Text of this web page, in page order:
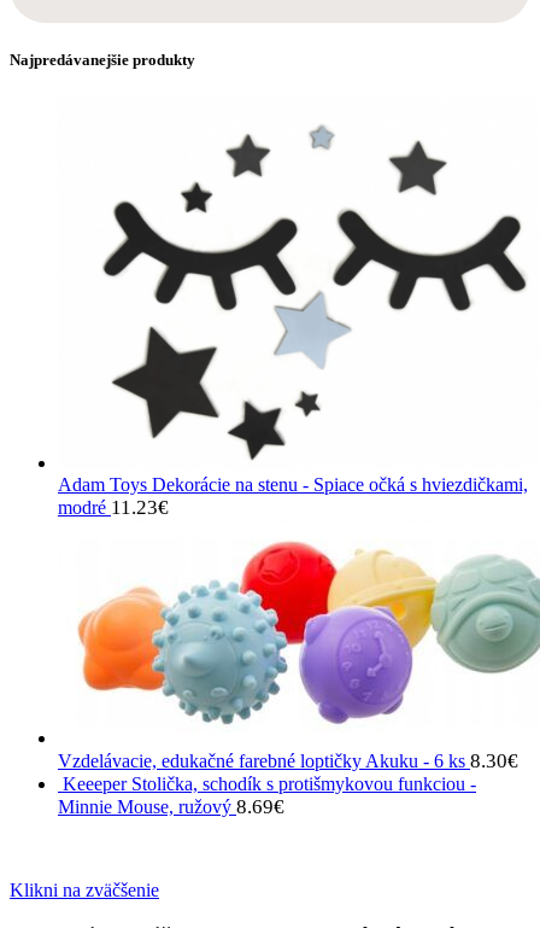
Najpredávanejšie produkty
Adam Toys Dekorácie na stenu - Spiace očká s hviezdičkami,
modré 11.23€
Vzdelávacie, edukačné farebné loptičky Akuku - 6 ks 8.30€
Keeeper Stolička, schodík s protišmykovou funkciou -
Minnie Mouse, ružový 8.69€
Klikni na zväčšenie